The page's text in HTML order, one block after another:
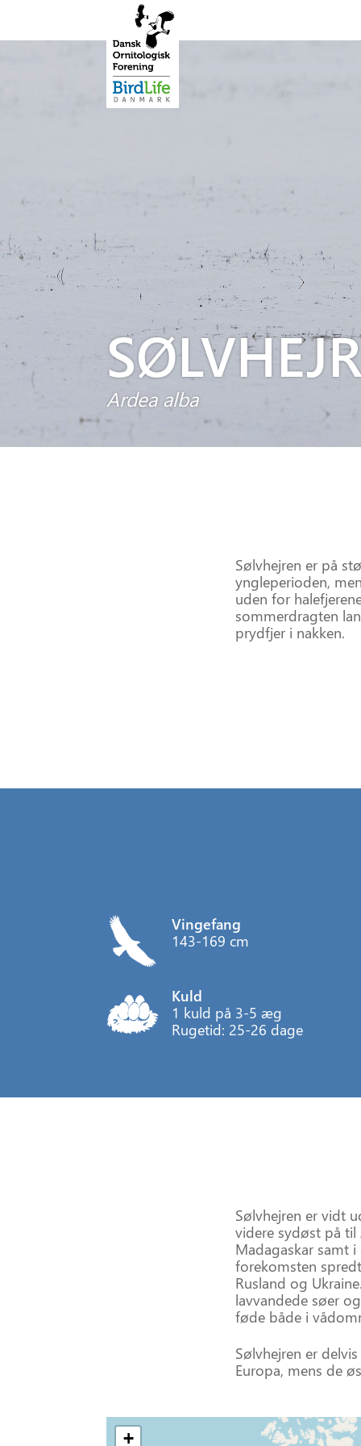
Ardea alba
Sølvhejren er på
yngleperioden,
uden for
sommerdragten
prydfjer i nakken.
Vingefang
143-169 cm
Kuld
1 kuld på 3-5 æg
Rugetid: 25-26 dage
Sølvhejren er vidt
videre sydøst på til
Madagaskar samt
forekomsten
Rusland og
lavvandede søer
føde både i
Sølvhejren er
Europa, mens de
+